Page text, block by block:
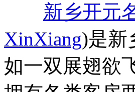
新乡开元
XinXiang)是新
如一双展翅欲